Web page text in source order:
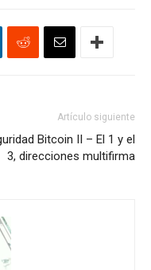
Artículo siguiente
Bitcoin II – El 1 y el
3, direcciones multifirma